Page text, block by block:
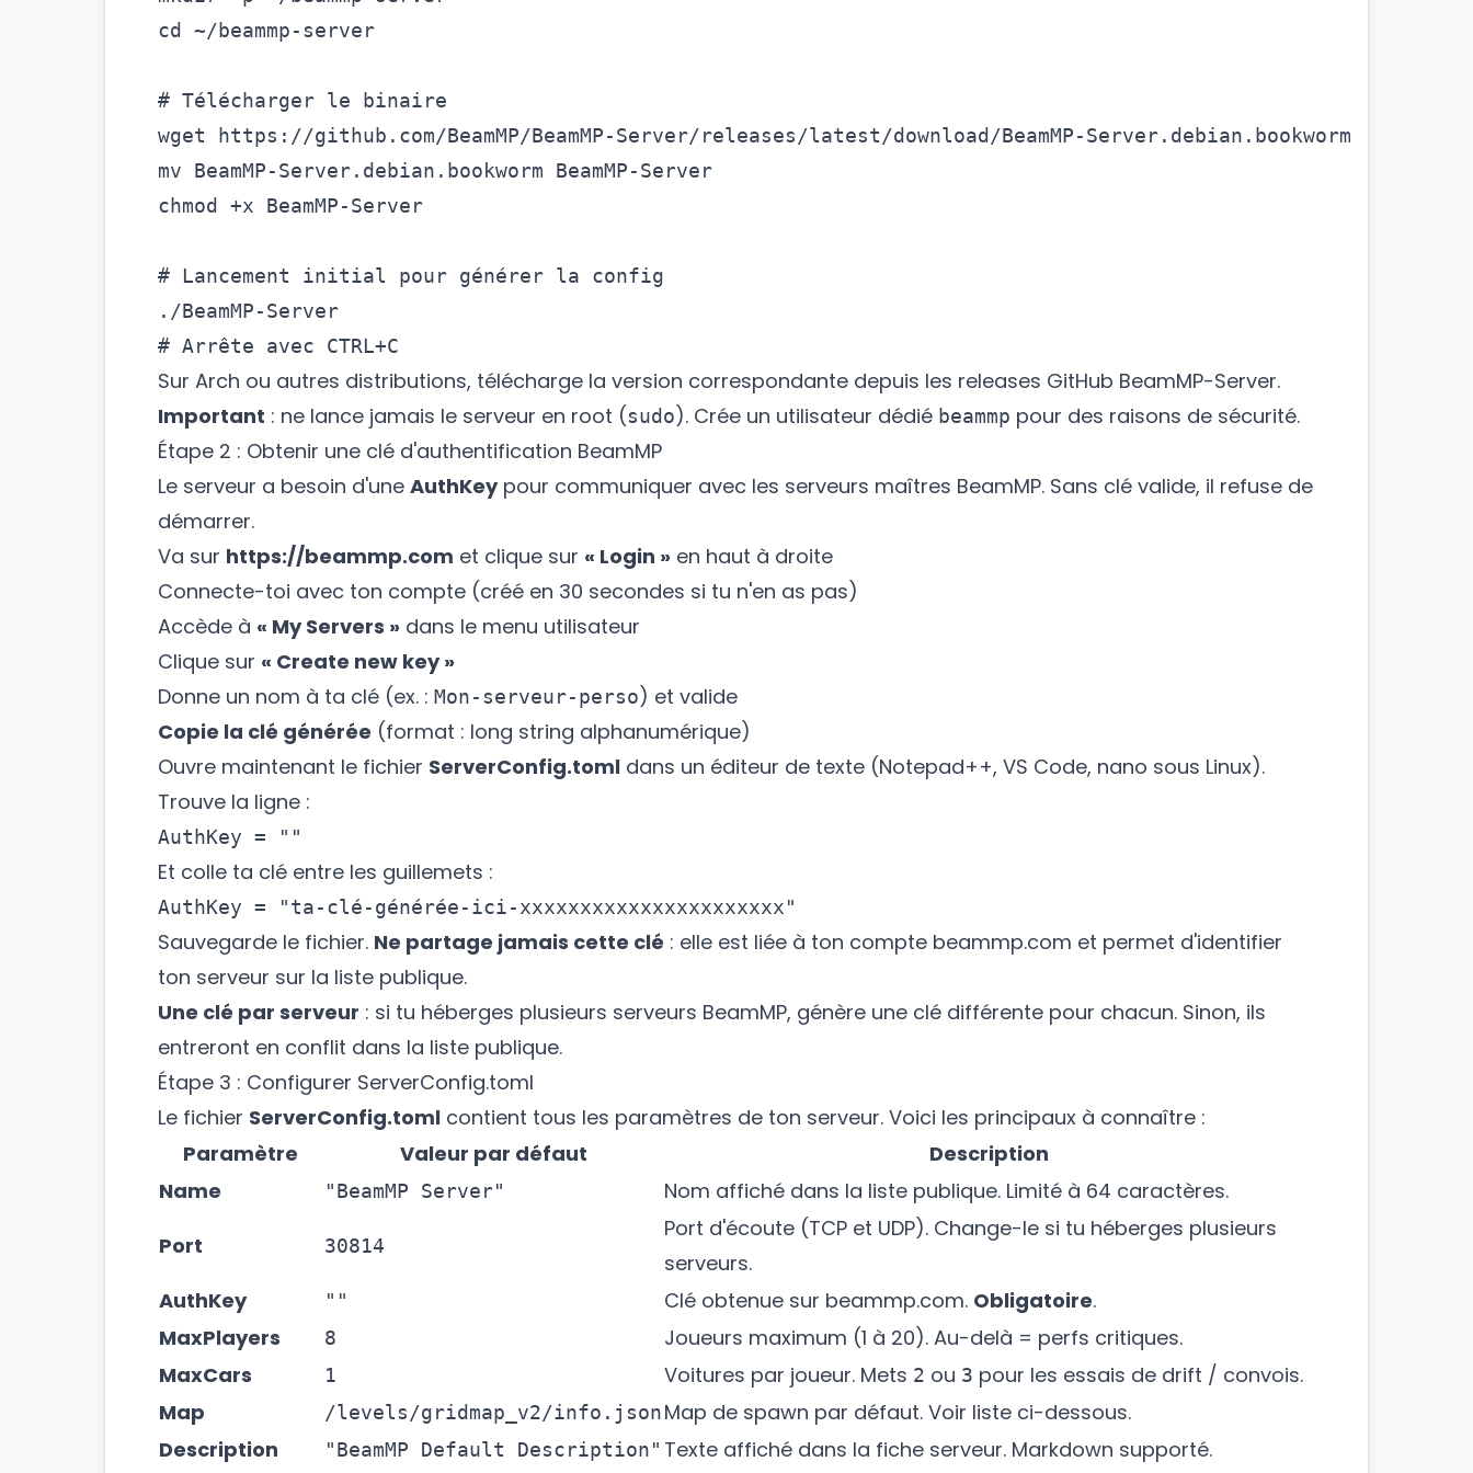
cd ~/beammp-server
# Télécharger le binaire
wget https://github.com/BeamMP/BeamMP-Server/releases/latest/download/BeamMP-Server.debian.bookworm
mv BeamMP-Server.debian.bookworm BeamMP-Server
chmod +x BeamMP-Server
# Lancement initial pour générer la config
./BeamMP-Server
Sur Arch ou autres distributions, télécharge la version correspondante depuis les releases GitHub BeamMP-Server.
Important : ne lance jamais le serveur en root (sudo). Crée un utilisateur dédié beammp pour des raisons de sécurité.
Étape 2 : Obtenir une clé d'authentification BeamMP
Le serveur a besoin d'une AuthKeypour communiquer avec les serveurs maîtres BeamMP. Sans clé valide, il refuse de
démarrer.
Va sur https://beammp.com et clique sur « Login » en haut à droite
Connecte-toi avec ton compte (créé en 30 secondes si tu n'en as pas)
Accède à « My Servers » dans le menu utilisateur
Clique sur « Create new key »
Donne un nom à ta clé (ex. : Mon-serveur-perso) et valide
Copie la clé générée (format : long string alphanumérique)
Ouvre maintenant le fichier ServerConfig.toml dans un éditeur de texte (Notepad++, VS Code, nano sous Linux).
Trouve la ligne :
Et colle ta clé entre les guillemets :
Sauvegarde le fichier. Ne partage jamais cette clé : elle est liée à ton compte beammp.com et permet d'identifier
ton serveur sur la liste publique.
Une clé par serveur : si tu héberges plusieurs serveurs BeamMP, génère une clé différente pour chacun. Sinon, ils
entreront en conflit dans la liste publique.
Étape 3 : Configurer ServerConfig.toml
Le fichier ServerConfig.toml contient tous les paramètres de ton serveur. Voici les principaux à connaître :
Paramètre
Valeur par défaut
Description
Name
"BeamMP Server"
Nom affiché dans la liste publique. Limité à 64 caractères.
Port
30814
Port d'écoute (TCP et UDP). Change-le si tu héberges plusieurs
serveurs.
AuthKey
"" Clé obtenue sur beammp.com. Obligatoire.
MaxPlayers
8
Joueurs maximum (1 à 20). Au-delà = perfs critiques.
MaxCars
1 Voitures par joueur. Mets 2 ou 3 pour les essais de drift / convois.
Map
/levels/gridmap_v2/info.jsonMap de spawn par défaut. Voir liste ci-dessous.
Description
"BeamMP Default Description" Texte affiché dans la fiche serveur. Markdown supporté.